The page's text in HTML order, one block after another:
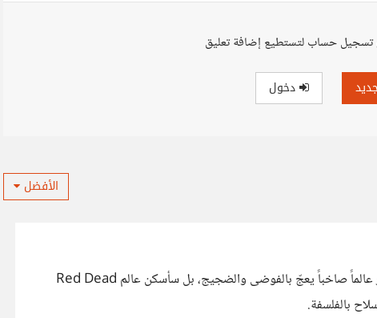
حساب لتستطيع إضافة تعليق
دخول
الأفضل
لو خُيّرت أن أعيش أسبوعًا داخل لعبة فيديو، فلن أختار عالماً صاخباً يعجّ بالفوضى والضجيج، بل سأسكن عالم Red Dead